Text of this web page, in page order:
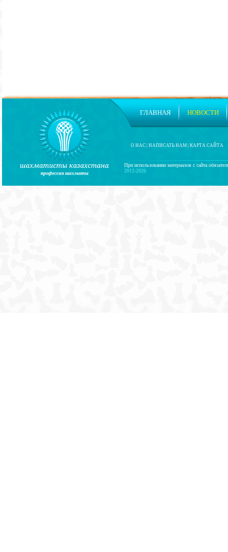
При использовании материалов с сайта
2012-2026
О НАС НАПИСАТЬ НАМ КАРТА САЙТА
ГЛАВНАЯ НОВОСТИ